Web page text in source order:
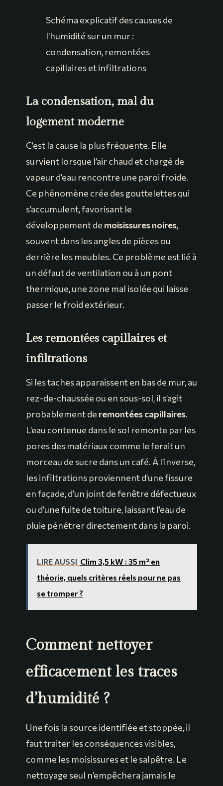
Schéma explicatif des causes de
l’humidité sur un mur :
condensation, remontées
capillaires et infiltrations
La condensation, mal du
logement moderne
C’est la cause la plus fréquente. Elle
survient lorsque l’air chaud et chargé de
vapeur d’eau rencontre une paroi froide.
Ce phénomène crée des gouttelettes qui
s’accumulent, favorisant le
développement de moisissures noires,
souvent dans les angles de pièces ou
derrière les meubles. Ce problème est lié à
un défaut de ventilation ou à un pont
thermique, une zone mal isolée qui laisse
passer le froid extérieur.
Les remontées capillaires et
infiltrations
Si les taches apparaissent en bas de mur, au
rez-de-chaussée ou en sous-sol, il s’agit
probablement de remontées capillaires.
L’eau contenue dans le sol remonte par les
pores des matériaux comme le ferait un
morceau de sucre dans un café. À l’inverse,
les infiltrations proviennent d’une fissure
en façade, d’un joint de fenêtre défectueux
ou d’une fuite de toiture, laissant l’eau de
pluie pénétrer directement dans la paroi.
LIRE AUSSI Clim 3,5 kW : 35 m² en
théorie, quels critères réels pour ne pas
se tromper ?
Comment nettoyer
efficacement les traces
d’humidité ?
Une fois la source identifiée et stoppée, il
faut traiter les conséquences visibles,
comme les moisissures et le salpêtre. Le
nettoyage seul n’empêchera jamais le